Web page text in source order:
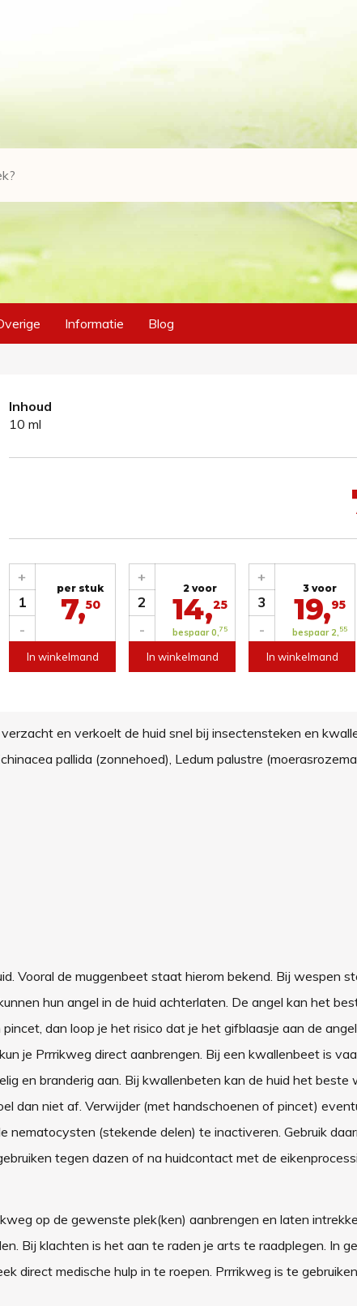
Informatie Blog
Inhoud
10 ml
1
-
+
per stuk
7,50
In winkelmand
2
-
+
2 voor
14,25
bespaar 0,75
In winkelmand
3
-
+
3 voor
19,95
bespaar 2, 55
In winkelmand
en verkoelt de huid snel bij insectensteken en
pallida (zonnehoed), Ledum palustre
Vooral de muggenbeet staat hierom bekend. Bij wespen
hun angel in de huid achterlaten. De angel kan het
dan loop je het risico dat je het gifblaasje aan de
je Prrrikweg direct aanbrengen. Bij een kwallenbeet is
en branderig aan. Bij kwallenbeten kan de huid het beste
dan niet af. Verwijder (met handschoenen of pincet)
(stekende delen) te inactiveren. Gebruik
tegen dazen of na huidcontact met de
op de gewenste plek(ken) aanbrengen en laten
Bij klachten is het aan te raden je arts te raadplegen. In
direct medische hulp in te roepen. Prrrikweg is te